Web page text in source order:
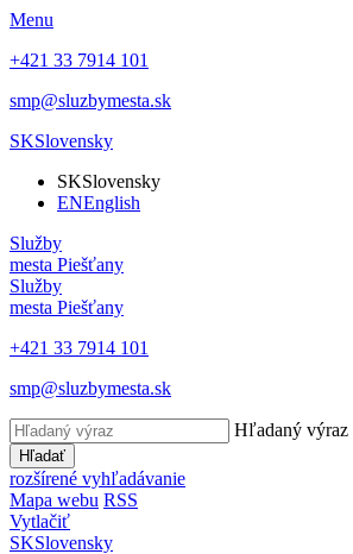
Menu
+421 33 7914 101
smp@sluzbymesta.sk
SKSlovensky
SKSlovensky
ENEnglish
Služby
mesta Piešťany
Služby
mesta Piešťany
+421 33 7914 101
smp@sluzbymesta.sk
Hľadaný výraz
Hľadať
rozšírené vyhľadávanie
Mapa webu RSS
Vytlačiť
SKSlovensky